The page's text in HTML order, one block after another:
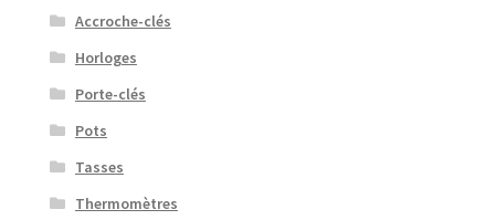
Accroche-clés
Horloges
Porte-clés
Pots
Tasses
Thermomètres